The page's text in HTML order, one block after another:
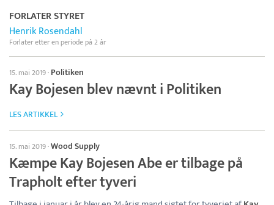
FORLATER STYRET
Henrik Rosendahl
Forlater etter en periode på 2 år
15. mai 2019· Politiken
Kay Bojesen blev nævnt i Politiken
LES ARTIKKEL
15. mai 2019·Wood Supply
Kæmpe Kay Bojesen Abe er tilbage på
Trapholt efter tyveri